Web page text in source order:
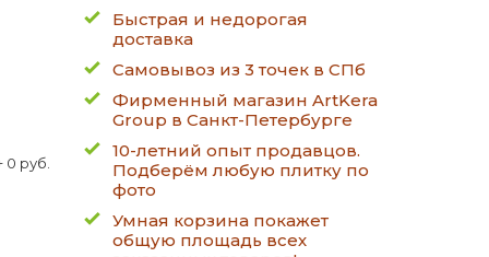
0 руб.
Быстрая и недорогая
доставка
Самовывоз из 3 точек в СПб
Фирменный магазин ArtKera
Group в Санкт-Петербурге
10-летний опыт продавцов.
Подберём любую плитку по
фото
Умная корзина покажет
общую площадь всех